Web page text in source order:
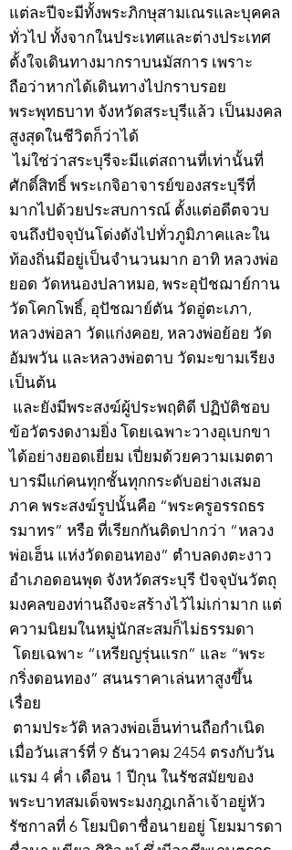
แต่ละปีจะมีทั้งพระภิกษุสามเณรและบุคคล
ทั่วไป ทั้งจากในประเทศและต่างประเทศ
ตั้งใจเดินทางมากราบนมัสการ เพราะ
ถือว่าหากได้เดินทางไปกราบรอย
พระพุทธบาท จังหวัดสระบุรีแล้ว เป็นมงคล
สูงสุดในชีวิตก็ว่าได้
ไม่ใช่ว่าสระบุรีจะมีแต่สถานที่เท่านั้นที่
ศักดิ์สิทธิ์ พระเกจิอาจารย์ของสระบุรีที่
มากไปด้วยประสบการณ์ ตั้งแต่อดีตจวบ
จนถึงปัจจุบันโด่งดังไปทั่วภูมิภาคและใน
ท้องถิ่นมีอยู่เป็นจำนวนมาก อาทิ หลวงพ่อ
ยอด วัดหนองปลาหมอ, พระอุปัชฌาย์กาน
วัดโคกโพธิ์, อุปัชฌาย์ตัน วัดอู่ตะเภา,
หลวงพ่อลา วัดแก่งคอย, หลวงพ่อย้อย วัด
อัมพวัน และหลวงพ่อตาบ วัดมะขามเรียง
เป็นต้น
และยังมีพระสงฆ์ผู้ประพฤติดี ปฏิบัติชอบ
ข้อวัตรงดงามยิ่ง โดยเฉพาะวางอุเบกขา
ได้อย่างยอดเยี่ยม เปี่ยมด้วยความเมตตา
บารมีแก่คนทุกชั้นทุกกระดับอย่างเสมอ
ภาค พระสงฆ์รูปนั้นคือ “พระครูอรรถธร
รมาทร” หรือ ที่เรียกกันติดปากว่า “หลวง
พ่อเฮ็น แห่งวัดดอนทอง” ตำบลดงตะงาว
อำเภอดอนพุด จังหวัดสระบุรี ปัจจุบันวัตถุ
มงคลของท่านถึงจะสร้างไว้ไม่เก่ามาก แต่
ความนิยมในหมู่นักสะสมก็ไม่ธรรมดา
โดยเฉพาะ “เหรียญรุ่นแรก” และ “พระ
กริ่งดอนทอง” สนนราคาเล่นหาสูงขึ้น
เรื่อย
ตามประวัติ หลวงพ่อเฮ็นท่านถือกำเนิด
เมื่อวันเสาร์ที่ 9 ธันวาคม 2454 ตรงกับวัน
แรม 4 ค่ำ เดือน 1 ปีกุน ในรัชสมัยของ
พระบาทสมเด็จพระมงกุฎเกล้าเจ้าอยู่หัว
รัชกาลที่ 6 โยมบิดาชื่อนายอยู่ โยมมารดา